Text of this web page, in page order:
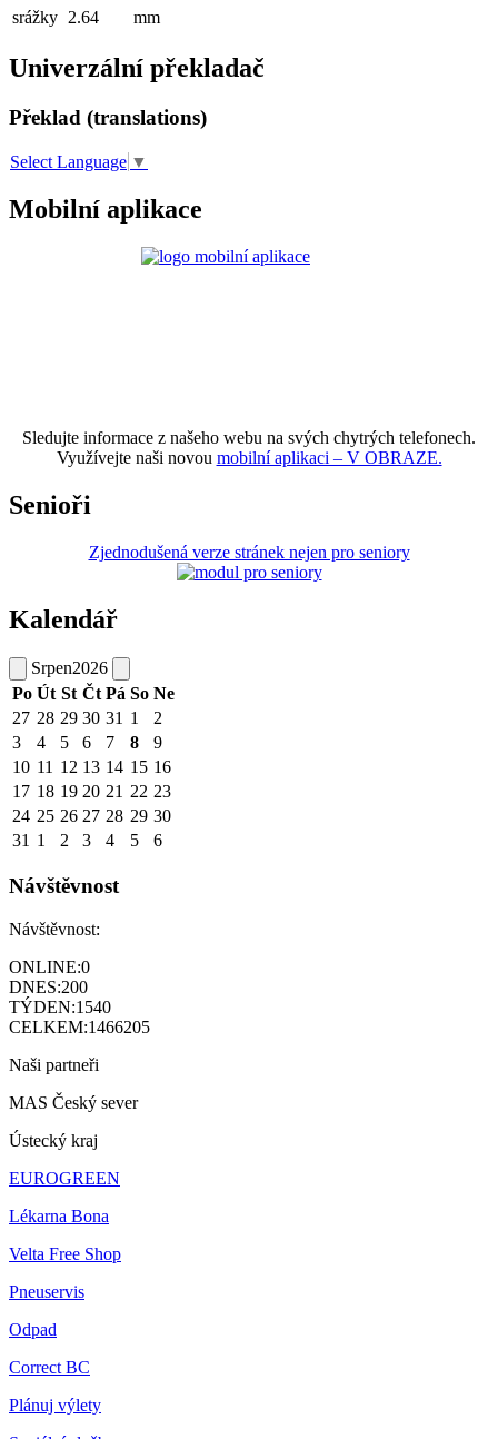
srážky 2.64 mm
Univerzální překladač
Překlad (translations)
Select Language ▼
Mobilní aplikace
Sledujte informace z našeho webu na svých chytrých telefonech.
Využívejte naši novou mobilní aplikaci – V OBRAZE.
Senioři
Zjednodušená verze stránek nejen pro seniory
Kalendář
Srpen2026
Po Út St Čt Pá So Ne
27 28 29 30 31 1
2
3
4 5 6 7 8
9
10 11 12 13 14 15 16
17 18 19 20 21 22 23
24 25 26 27 28 29 30
31 1 2 3 4 5 6
Návštěvnost
Návštěvnost:
ONLINE:0
DNES:200
TÝDEN:1540
CELKEM:1466205
Naši partneři
MAS Český sever
Ústecký kraj
EUROGREEN
Lékarna Bona
Velta Free Shop
Pneuservis
Odpad
Correct BC
Plánuj výlety